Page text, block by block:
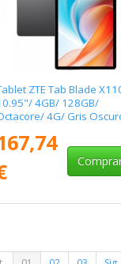
ZTE Tab Blade
4GB/ 128GB/
4G/ Gris